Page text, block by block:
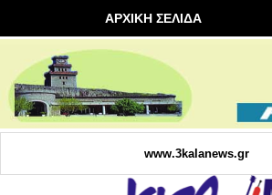
ΑΡΧΙΚΗ ΣΕΛΙΔΑ
www.3kalanews.gr